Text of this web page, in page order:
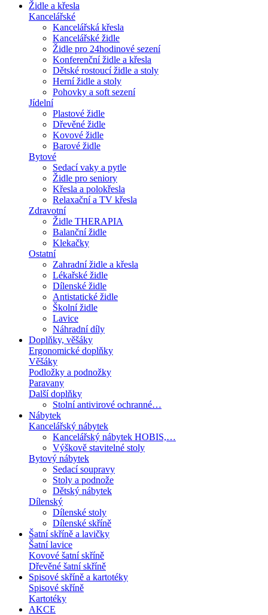
Židle a křesla
Kancelářské
Kancelářská křesla
Kancelářské židle
Židle pro 24hodinové sezení
Konferenční židle a křesla
Dětské rostoucí židle a stoly
Herní židle a stoly
Pohovky a soft sezení
Jídelní
Plastové židle
Dřevěné židle
Kovové židle
Barové židle
Bytové
Sedací vaky a pytle
Židle pro seniory
Křesla a polokřesla
Relaxační a TV křesla
Zdravotní
Židle THERAPIA
Balanční židle
Klekačky
Ostatní
Zahradní židle a křesla
Lékařské židle
Dílenské židle
Antistatické židle
Školní židle
Lavice
Náhradní díly
Doplňky, věšáky
Ergonomické doplňky
Věšáky
Podložky a podnožky
Paravany
Další doplňky
Stolní antivirové ochranné…
Nábytek
Kancelářský nábytek
Kancelářský nábytek HOBIS,…
Výškově stavitelné stoly
Bytový nábytek
Sedací soupravy
Stoly a podnože
Dětský nábytek
Dílenský
Dílenské stoly
Dílenské skříně
Šatní skříně a lavičky
Šatní lavice
Kovové šatní skříně
Dřevěné šatní skříně
Spisové skříně a kartotéky
Spisové skříně
Kartotéky
AKCE